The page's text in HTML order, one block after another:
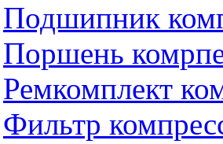
Подшипник
Поршень
Ремкомплект
Фильтр